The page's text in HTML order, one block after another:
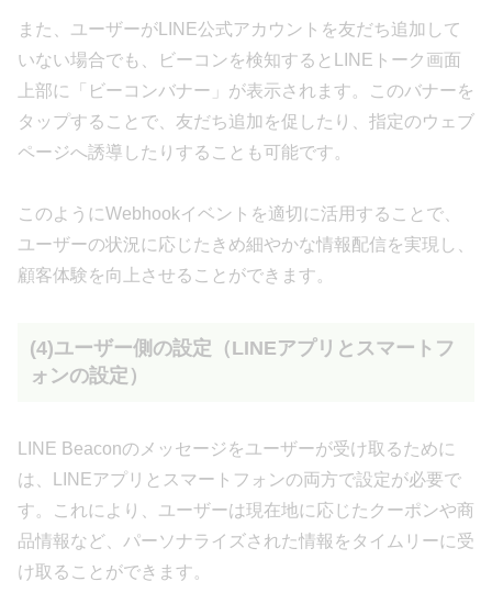
また、ユーザーがLINE公式アカウントを友だち追加して
いない場合でも、ビーコンを検知するとLINEトーク画面
上部に「ビーコンバナー」が表示されます。このバナーを
タップすることで、友だち追加を促したり、指定のウェブ
ページへ誘導したりすることも可能です。
このようにWebhookイベントを適切に活用することで、
ユーザーの状況に応じたきめ細やかな情報配信を実現し、
顧客体験を向上させることができます。
(4)ユーザー側の設定（LINEアプリとスマートフ
ォンの設定）
LINE Beaconのメッセージをユーザーが受け取るために
は、LINEアプリとスマートフォンの両方で設定が必要で
す。これにより、ユーザーは現在地に応じたクーポンや商
品情報など、パーソナライズされた情報をタイムリーに受
け取ることができます。